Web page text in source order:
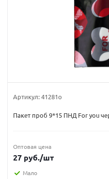
Артикул: 41281о
Пакет проб 9*15 ПНД For you
Оптовая цена
27 руб./шт
Мало